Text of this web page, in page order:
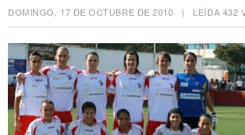
DOMINGO, 17 DE OCTUBRE DE 2010 | LEÍDA 432